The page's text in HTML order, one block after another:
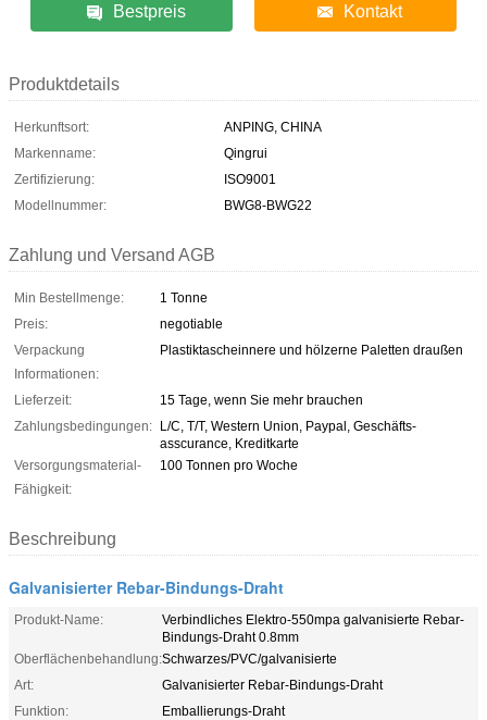
Bestpreis Kontakt
Produktdetails
Herkunftsort:
ANPING, CHINA
Markenname:
Qingrui
Zertifizierung:
ISO9001
Modellnummer:
BWG8-BWG22
Zahlung und Versand AGB
Min Bestellmenge:
1 Tonne
Preis:
negotiable
Verpackung
Informationen:
Plastiktascheinnere und hölzerne Paletten draußen
Lieferzeit:
15 Tage, wenn Sie mehr brauchen
Zahlungsbedingungen: L/C, T/T, Western Union, Paypal, Geschäfts-
asscurance, Kreditkarte
Versorgungsmaterial-
Fähigkeit:
100 Tonnen pro Woche
Beschreibung
Galvanisierter Rebar-Bindungs-Draht
Produkt-Name:
Verbindliches Elektro-550mpa galvanisierte Rebar-
Bindungs-Draht 0.8mm
Oberflächenbehandlung:Schwarzes/PVC/galvanisierte
Art:
Galvanisierter Rebar-Bindungs-Draht
Funktion:
Emballierungs-Draht